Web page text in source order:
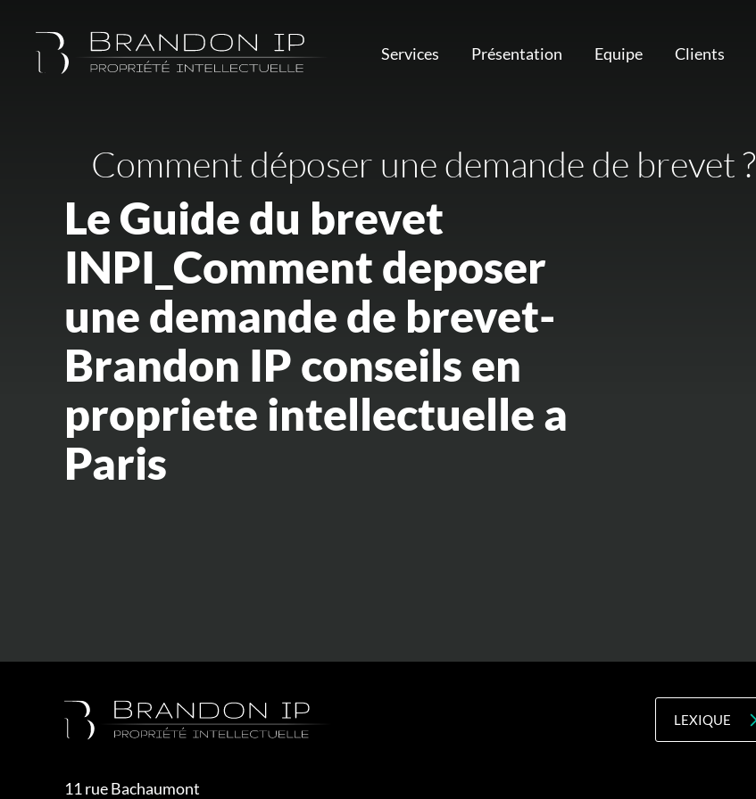
Services Présentation Equipe Clients
Comment déposer une demande de brevet ?
Le Guide du brevet
INPI_Comment deposer
une demande de brevet-
Brandon IP conseils en
propriete intellectuelle a
Paris
LEXIQUE
11 rue Bachaumont